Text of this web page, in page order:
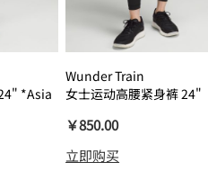
*Asia
Wunder Train
女士运动高腰紧身裤 24"
￥850.00
立即购买